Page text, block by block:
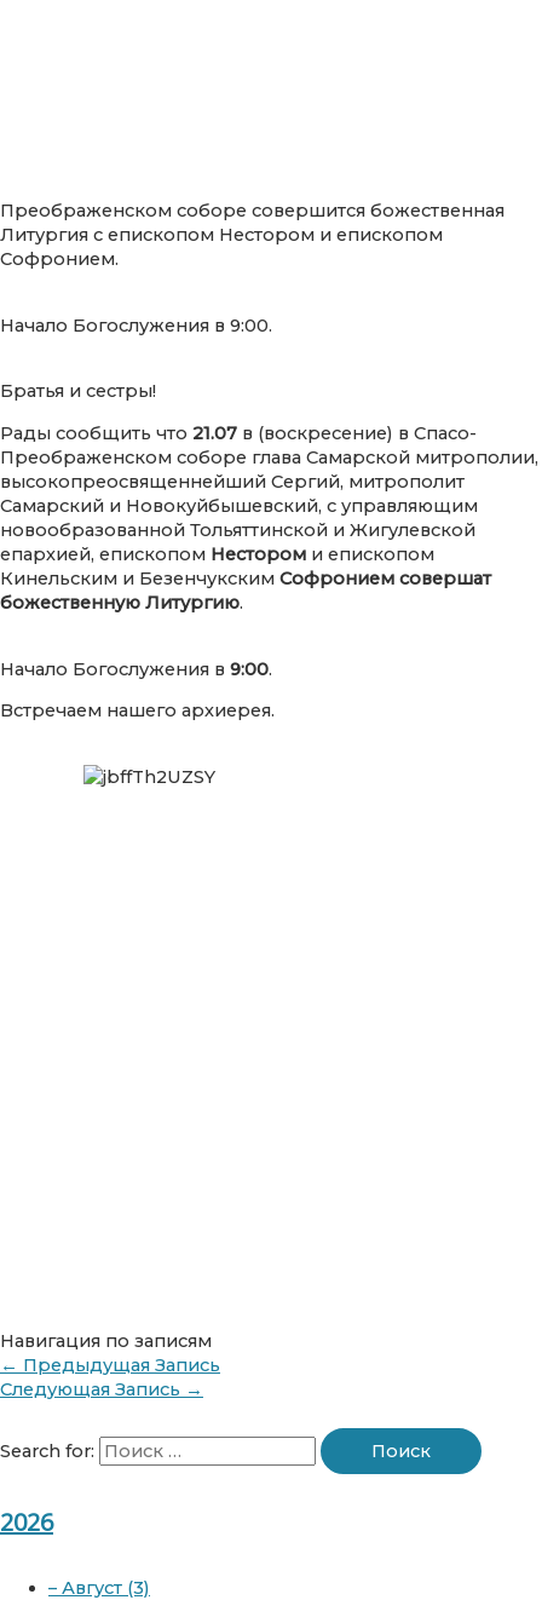
Search for:
2026
– Август (3)
Преображенском соборе совершится божественная
Литургия с епископом Нестором и епископом
Софронием.
Начало Богослужения в 9:00.
Братья и сестры!
Рады сообщить что 21.07 в (воскресение) в Спасо-
Преображенском соборе глава Самарской митрополии,
высокопреосвященнейший Сергий, митрополит
Самарский и Новокуйбышевский, с управляющим
новообразованной Тольяттинской и Жигулевской
епархией, епископом Нестором и епископом
Кинельским и Безенчукским Софронием совершат
божественную Литургию.
Начало Богослужения в 9:00.
Встречаем нашего архиерея.
Навигация по записям
← Предыдущая Запись
Следующая Запись →